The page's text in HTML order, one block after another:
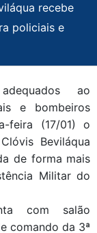
recebe
policiais e
ao
e bombeiros
feira (17/01) o
Beviláqua
de forma mais
Militar do
com salão
comando da 3ª